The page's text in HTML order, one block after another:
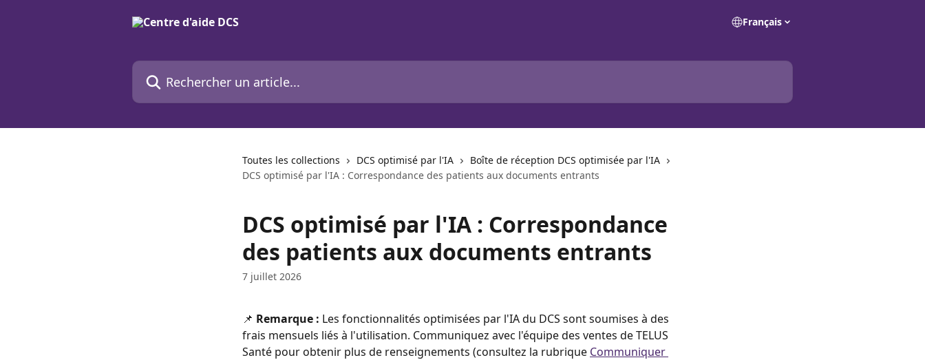
Français
Rechercher un article...
Toutes les collections DCS optimisé par l'IA
Boîte de réception DCS optimisée par l'IA
DCS optimisé par l'IA : Correspondance des patients aux documents entrants
DCS optimisé par l'IA : Correspondance
des patients aux documents entrants
7 juillet 2026
📌 Remarque : Les fonctionnalités optimisées par l'IA du DCS sont soumises à des
frais mensuels liés à l'utilisation. Communiquez avec l'équipe des ventes de TELUS
Santé pour obtenir plus de renseignements (consultez la rubrique Communiquer